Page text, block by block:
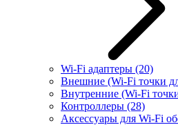
Wi-Fi адаптеры (20)
Внешние (Wi-Fi точки
Внутренние (Wi-Fi
Контроллеры (28)
Аксессуары для Wi-Fi